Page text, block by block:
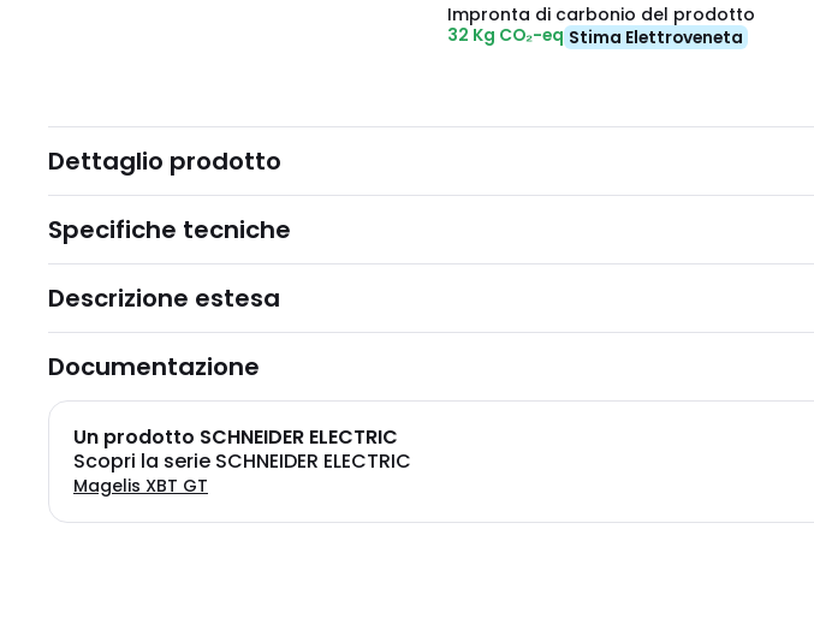
Impronta di carbonio del prodotto
32 Kg CO₂-eq Stima Elettroveneta
Dettaglio prodotto
Specifiche tecniche
Descrizione estesa
Documentazione
Un prodotto SCHNEIDER ELECTRIC
Scopri la serie SCHNEIDER ELECTRIC
Magelis XBT GT